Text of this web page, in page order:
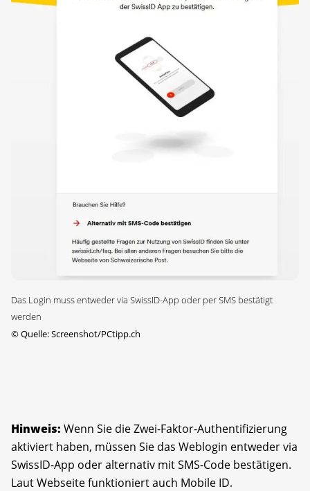
Das Login muss entweder via SwissID-App oder per SMS bestätigt
werden
©Quelle: Screenshot/PCtipp.ch
Hinweis: Wenn Sie die Zwei-Faktor-Authentifizierung
aktiviert haben, müssen Sie das Weblogin entweder via
SwissID-App oder alternativ mit SMS-Code bestätigen.
Laut Webseite funktioniert auch Mobile ID.